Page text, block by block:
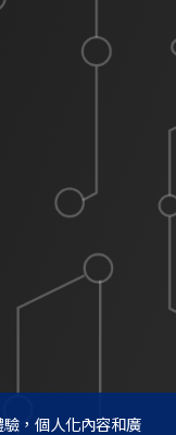
，個人化內容和廣